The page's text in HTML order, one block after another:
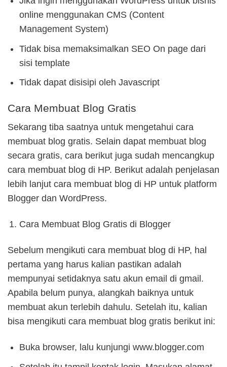
online menggunakan CMS (Content
Management System)
Tidak bisa memaksimalkan SEO On page dari
sisi template
Tidak dapat disisipi oleh Javascript
Cara Membuat Blog Gratis
Sekarang tiba saatnya untuk mengetahui cara
membuat blog gratis. Selain dapat membuat blog
secara gratis, cara berikut juga sudah mencangkup
cara membuat blog di HP. Berikut adalah penjelasan
lebih lanjut cara membuat blog di HP untuk platform
Blogger dan WordPress.
Cara Membuat Blog Gratis di Blogger
Sebelum mengikuti cara membuat blog di HP, hal
pertama yang harus kalian pastikan adalah
mempunyai setidaknya satu akun email di gmail.
Apabila belum punya, alangkah baiknya untuk
membuat akun terlebih dahulu. Setelah itu, kalian
bisa mengikuti cara membuat blog gratis berikut ini:
Buka browser, lalu kunjungi www.blogger.com